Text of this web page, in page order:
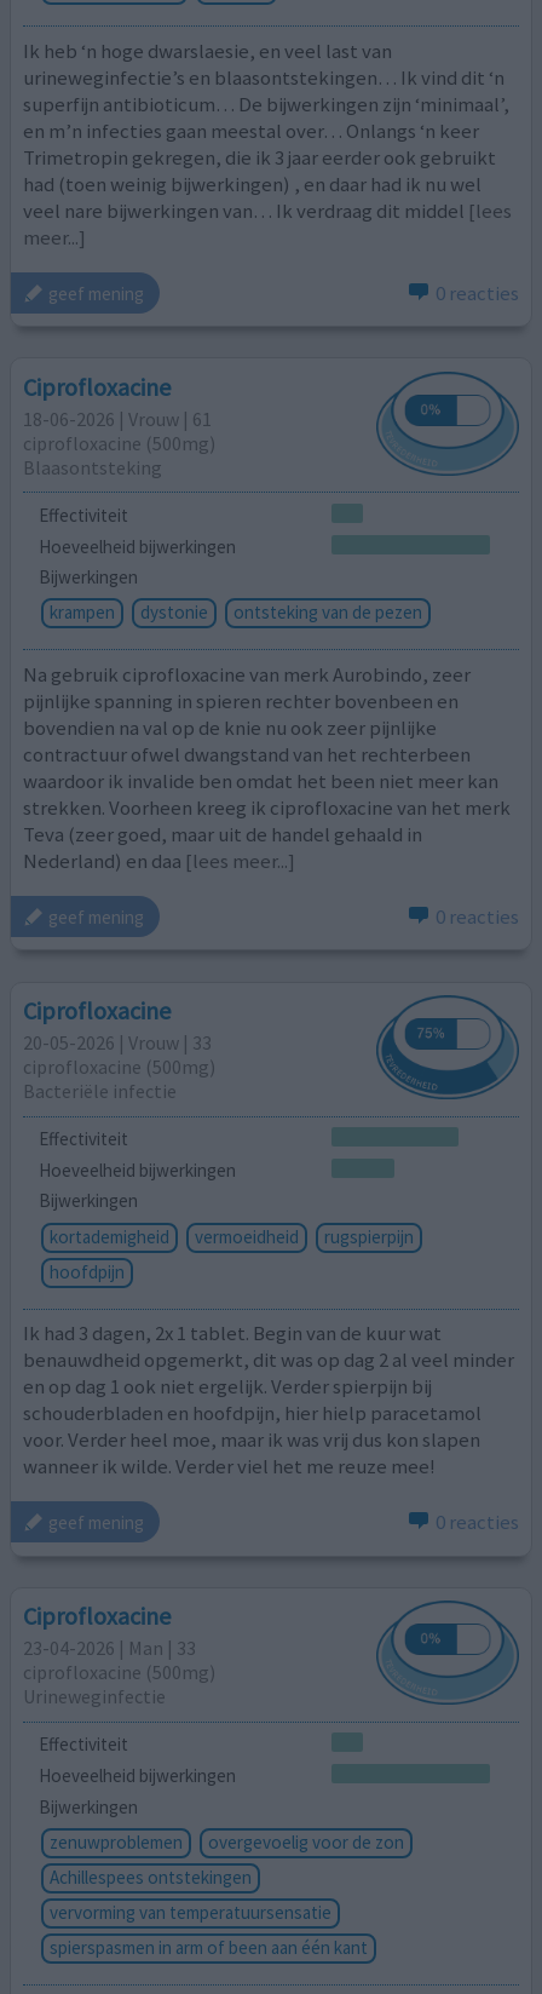
Ik heb ‘n hoge dwarslaesie, en veel last van
urineweginfectie’s en blaasontstekingen… Ik vind dit ‘n
superfijn antibioticum… De bijwerkingen zijn ‘minimaal’,
en m’n infecties gaan meestal over… Onlangs ‘n keer
Trimetropin gekregen, die ik 3 jaar eerder ook gebruikt
had (toen weinig bijwerkingen) , en daar had ik nu wel
veel nare bijwerkingen van… Ik verdraag dit middel [lees
meer...]
geef mening 0 reacties
Ciprofloxacine
18-06-2026 | Vrouw | 61
ciprofloxacine (500mg)
Blaasontsteking
Effectiviteit
Hoeveelheid bijwerkingen
Bijwerkingen
krampen
dystonie ontsteking van de pezen
Na gebruik ciprofloxacine van merk Aurobindo, zeer
pijnlijke spanning in spieren rechter bovenbeen en
bovendien na val op de knie nu ook zeer pijnlijke
contractuur ofwel dwangstand van het rechterbeen
waardoor ik invalide ben omdat het been niet meer kan
strekken. Voorheen kreeg ik ciprofloxacine van het merk
Teva (zeer goed, maar uit de handel gehaald in
Nederland) en daa [lees meer...]
geef mening 0 reacties
Ciprofloxacine
20-05-2026 | Vrouw | 33
ciprofloxacine (500mg)
Bacteriële infectie
Effectiviteit
Hoeveelheid bijwerkingen
Bijwerkingen
kortademigheid
vermoeidheid
rugspierpijn
hoofdpijn
Ik had 3 dagen, 2x 1 tablet. Begin van de kuur wat
benauwdheid opgemerkt, dit was op dag 2 al veel minder
en op dag 1 ook niet ergelijk. Verder spierpijn bij
schouderbladen en hoofdpijn, hier hielp paracetamol
voor. Verder heel moe, maar ik was vrij dus kon slapen
wanneer ik wilde. Verder viel het me reuze mee!
geef mening 0 reacties
Ciprofloxacine
23-04-2026 | Man | 33
ciprofloxacine (500mg)
Urineweginfectie
Effectiviteit
Hoeveelheid bijwerkingen
Bijwerkingen
zenuwproblemen
overgevoelig voor de zon
Achillespees ontstekingen
vervorming van temperatuursensatie
spierspasmen in arm of been aan één kant